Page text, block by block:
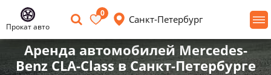
Прокат авто
0
Санкт-Петербург
Аренда автомобилей Mercedes-
Benz CLA-Class в Санкт-Петербурге